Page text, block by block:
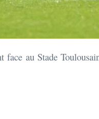
face au Stade